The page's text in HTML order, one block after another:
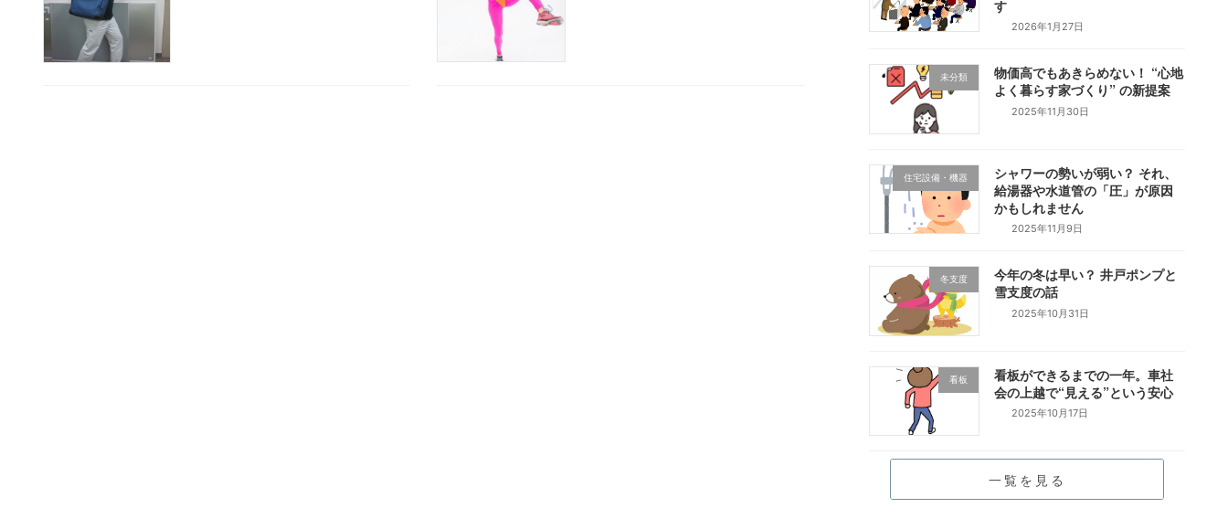
す
2026年1月27日
未分類
物価高でもあきらめない！ “心地
よく暮らす家づくり” の新提案
2025年11月30日
住宅設備・機器
シャワーの勢いが弱い？ それ、
給湯器や水道管の「圧」が原因
かもしれません
2025年11月9日
冬支度
今年の冬は早い？ 井戸ポンプと
雪支度の話
2025年10月31日
看板
看板ができるまでの一年。車社
会の上越で“見える”という安心
2025年10月17日
一覧を見る